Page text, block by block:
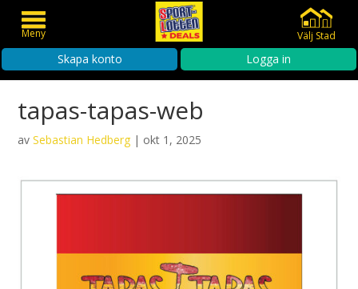
Meny Välj Stad
Skapa konto Logga in
tapas-tapas-web
avSebastian Hedberg | okt 1, 2025